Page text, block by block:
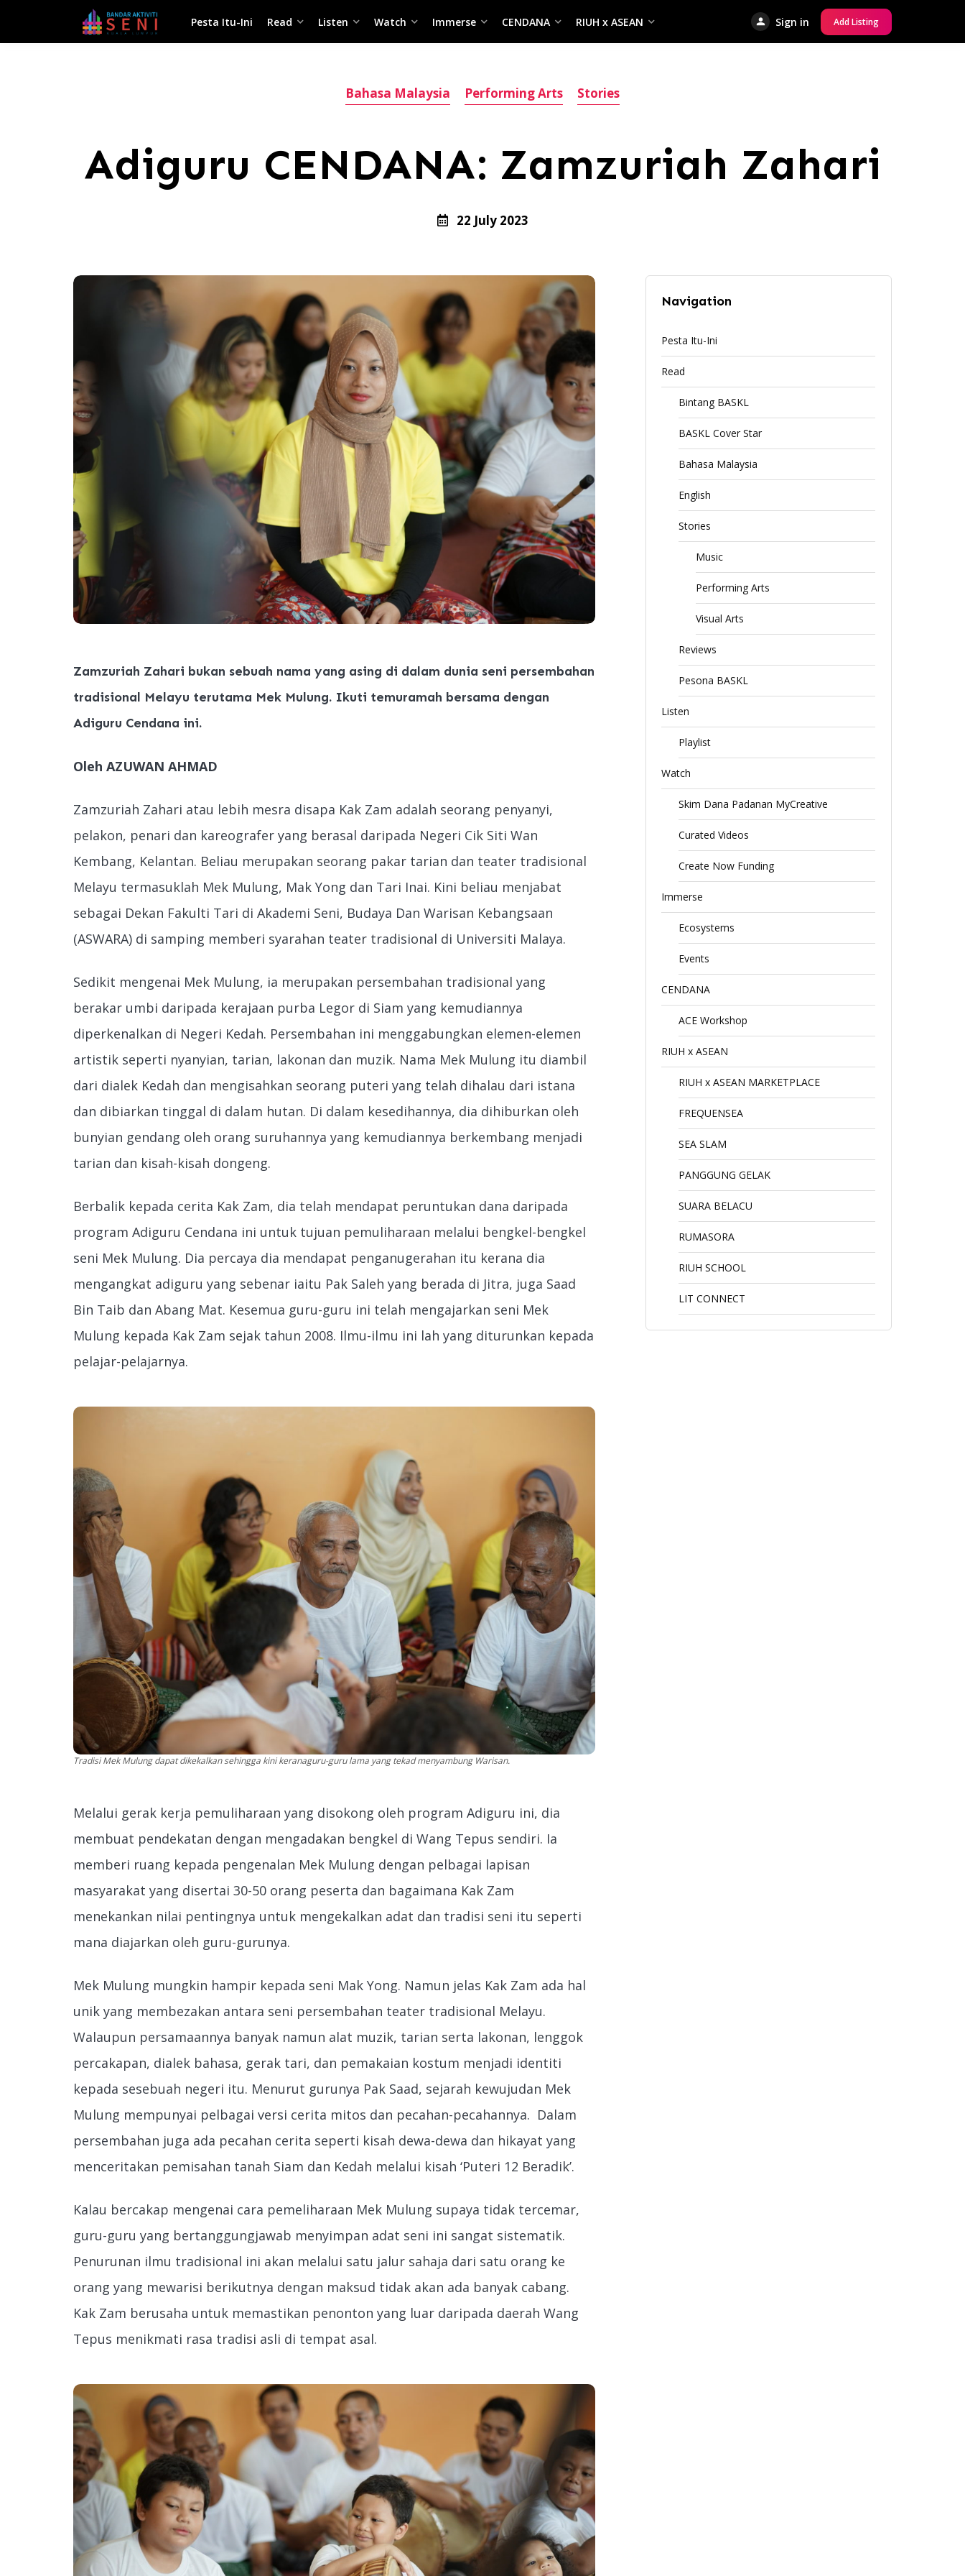
Pesta Itu-Ini Read Listen Watch Immerse CENDANA RIUH x ASEAN Sign in Add Listing
Bahasa Malaysia Performing Arts Stories
Adiguru CENDANA: Zamzuriah Zahari
22 July 2023
Zamzuriah Zahari bukan sebuah nama yang asing di dalam dunia seni persembahan
tradisional Melayu terutama Mek Mulung. Ikuti temuramah bersama dengan
Adiguru Cendana ini.
Oleh AZUWAN AHMAD
Zamzuriah Zahari atau lebih mesra disapa Kak Zam adalah seorang penyanyi,
pelakon, penari dan kareografer yang berasal daripada Negeri Cik Siti Wan
Kembang, Kelantan. Beliau merupakan seorang pakar tarian dan teater tradisional
Melayu termasuklah Mek Mulung, Mak Yong dan Tari Inai. Kini beliau menjabat
sebagai Dekan Fakulti Tari di Akademi Seni, Budaya Dan Warisan Kebangsaan
(ASWARA) di samping memberi syarahan teater tradisional di Universiti Malaya.
Sedikit mengenai Mek Mulung, ia merupakan persembahan tradisional yang
berakar umbi daripada kerajaan purba Legor di Siam yang kemudiannya
diperkenalkan di Negeri Kedah. Persembahan ini menggabungkan elemen-elemen
artistik seperti nyanyian, tarian, lakonan dan muzik. Nama Mek Mulung itu diambil
dari dialek Kedah dan mengisahkan seorang puteri yang telah dihalau dari istana
dan dibiarkan tinggal di dalam hutan. Di dalam kesedihannya, dia dihiburkan oleh
bunyian gendang oleh orang suruhannya yang kemudiannya berkembang menjadi
tarian dan kisah-kisah dongeng.
Berbalik kepada cerita Kak Zam, dia telah mendapat peruntukan dana daripada
program Adiguru Cendana ini untuk tujuan pemuliharaan melalui bengkel-bengkel
seni Mek Mulung. Dia percaya dia mendapat penganugerahan itu kerana dia
mengangkat adiguru yang sebenar iaitu Pak Saleh yang berada di Jitra, juga Saad
Bin Taib dan Abang Mat. Kesemua guru-guru ini telah mengajarkan seni Mek
Mulung kepada Kak Zam sejak tahun 2008. Ilmu-ilmu ini lah yang diturunkan kepada
pelajar-pelajarnya.
Tradisi Mek Mulung dapat dikekalkan sehingga kini keranaguru-guru lama yang tekad menyambung Warisan.
Melalui gerak kerja pemuliharaan yang disokong oleh program Adiguru ini, dia
membuat pendekatan dengan mengadakan bengkel di Wang Tepus sendiri. Ia
memberi ruang kepada pengenalan Mek Mulung dengan pelbagai lapisan
masyarakat yang disertai 30-50 orang peserta dan bagaimana Kak Zam
menekankan nilai pentingnya untuk mengekalkan adat dan tradisi seni itu seperti
mana diajarkan oleh guru-gurunya.
Mek Mulung mungkin hampir kepada seni Mak Yong. Namun jelas Kak Zam ada hal
unik yang membezakan antara seni persembahan teater tradisional Melayu.
Walaupun persamaannya banyak namun alat muzik, tarian serta lakonan, lenggok
percakapan, dialek bahasa, gerak tari, dan pemakaian kostum menjadi identiti
kepada sesebuah negeri itu. Menurut gurunya Pak Saad, sejarah kewujudan Mek
Mulung mempunyai pelbagai versi cerita mitos dan pecahan-pecahannya. Dalam
persembahan juga ada pecahan cerita seperti kisah dewa-dewa dan hikayat yang
menceritakan pemisahan tanah Siam dan Kedah melalui kisah ‘Puteri 12 Beradik’.
Kalau bercakap mengenai cara pemeliharaan Mek Mulung supaya tidak tercemar,
guru-guru yang bertanggungjawab menyimpan adat seni ini sangat sistematik.
Penurunan ilmu tradisional ini akan melalui satu jalur sahaja dari satu orang ke
orang yang mewarisi berikutnya dengan maksud tidak akan ada banyak cabang.
Kak Zam berusaha untuk memastikan penonton yang luar daripada daerah Wang
Tepus menikmati rasa tradisi asli di tempat asal.
Navigation
Pesta Itu-Ini
Read
Bintang BASKL
BASKL Cover Star
Bahasa Malaysia
English
Stories
Music
Performing Arts
Visual Arts
Reviews
Pesona BASKL
Listen
Playlist
Watch
Skim Dana Padanan MyCreative
Curated Videos
Create Now Funding
Immerse
Ecosystems
Events
CENDANA
ACE Workshop
RIUH x ASEAN
RIUH x ASEAN MARKETPLACE
FREQUENSEA
SEA SLAM
PANGGUNG GELAK
SUARA BELACU
RUMASORA
RIUH SCHOOL
LIT CONNECT